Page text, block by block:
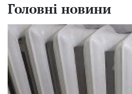
Головні новини